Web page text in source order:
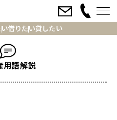
借りたい貸したい
用語解説